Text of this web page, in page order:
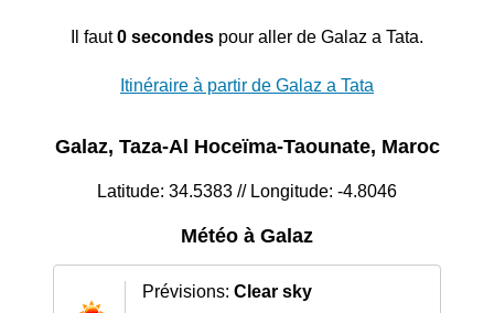
Il faut0 secondes pour aller de Galaz a Tata.
Itinéraire à partir de Galaz a Tata
Galaz, Taza-Al Hoceïma-Taounate, Maroc
Latitude: 34.5383 // Longitude: -4.8046
Météo à Galaz
Prévisions: Clear sky